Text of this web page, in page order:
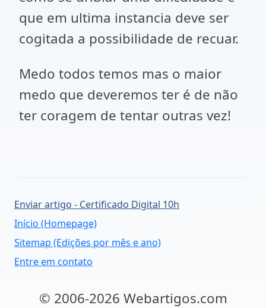
que em ultima instancia deve ser
cogitada a possibilidade de recuar.
Medo todos temos mas o maior
medo que deveremos ter é de não
ter coragem de tentar outras vez!
Enviar artigo - Certificado Digital 10h
Início (Homepage)
Sitemap (Edições por mês e ano)
Entre em contato
© 2006-2026 Webartigos.com